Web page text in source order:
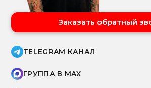
Заказать обратный
TELEGRAM КАНАЛ
ГРУППА В MAX